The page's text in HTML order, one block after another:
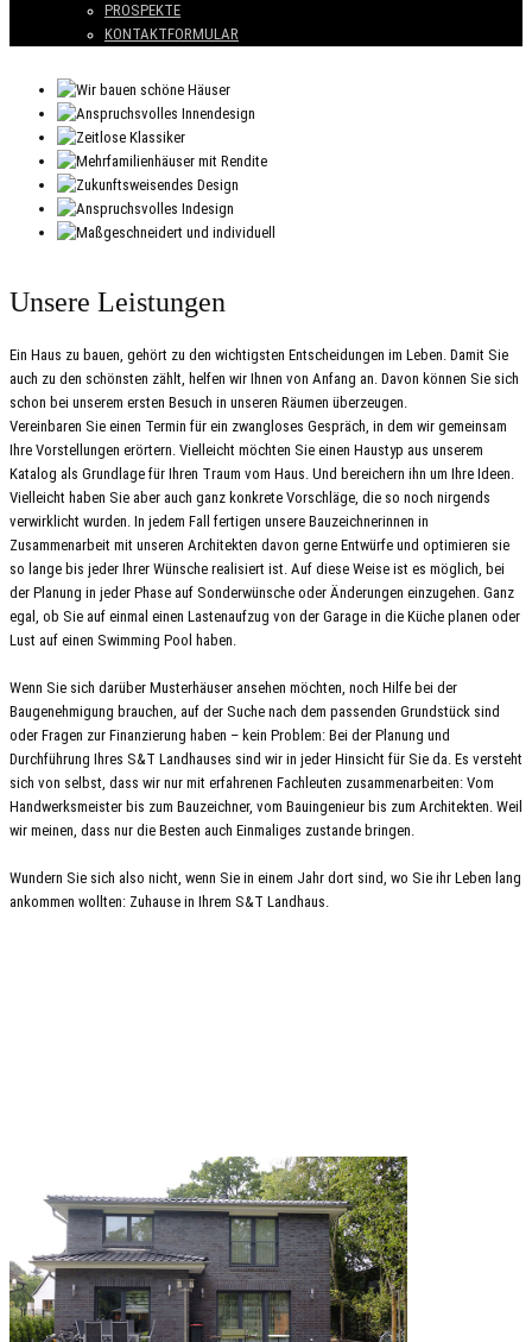
PROSPEKTE
KONTAKTFORMULAR
Unsere Leistungen
Ein Haus zu bauen, gehört zu den wichtigsten Entscheidungen im Leben. Damit Sie
auch zu den schönsten zählt, helfen wir Ihnen von Anfang an. Davon können Sie sich
schon bei unserem ersten Besuch in unseren Räumen überzeugen.
Vereinbaren Sie einen Termin für ein zwangloses Gespräch, in dem wir gemeinsam
Ihre Vorstellungen erörtern. Vielleicht möchten Sie einen Haustyp aus unserem
Katalog als Grundlage für Ihren Traum vom Haus. Und bereichern ihn um Ihre Ideen.
Vielleicht haben Sie aber auch ganz konkrete Vorschläge, die so noch nirgends
verwirklicht wurden. In jedem Fall fertigen unsere Bauzeichnerinnen in
Zusammenarbeit mit unseren Architekten davon gerne Entwürfe und optimieren sie
so lange bis jeder Ihrer Wünsche realisiert ist. Auf diese Weise ist es möglich, bei
der Planung in jeder Phase auf Sonderwünsche oder Änderungen einzugehen. Ganz
egal, ob Sie auf einmal einen Lastenaufzug von der Garage in die Küche planen oder
Lust auf einen Swimming Pool haben.
Wenn Sie sich darüber Musterhäuser ansehen möchten, noch Hilfe bei der
Baugenehmigung brauchen, auf der Suche nach dem passenden Grundstück sind
oder Fragen zur Finanzierung haben – kein Problem: Bei der Planung und
Durchführung Ihres S&T Landhauses sind wir in jeder Hinsicht für Sie da. Es versteht
sich von selbst, dass wir nur mit erfahrenen Fachleuten zusammenarbeiten: Vom
Handwerksmeister bis zum Bauzeichner, vom Bauingenieur bis zum Architekten. Weil
wir meinen, dass nur die Besten auch Einmaliges zustande bringen.
Wundern Sie sich also nicht, wenn Sie in einem Jahr dort sind, wo Sie ihr Leben lang
ankommen wollten: Zuhause in Ihrem S&T Landhaus.